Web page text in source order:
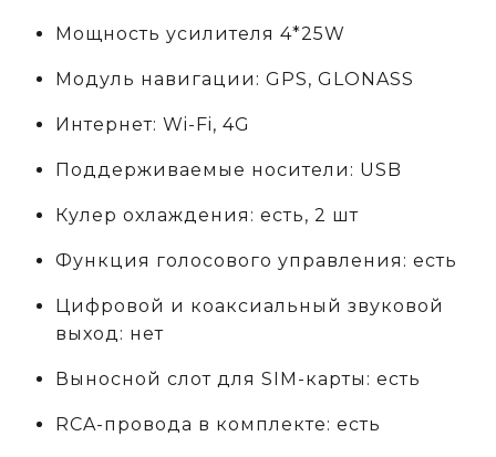
Мощность усилителя 4*25W
Модуль навигации: GPS, GLONASS
Интернет: Wi-Fi, 4G
Поддерживаемые носители: USB
Кулер охлаждения: есть, 2 шт
Функция голосового управления: есть
Цифровой и коаксиальный звуковой
выход: нет
Выносной слот для SIM-карты: есть
RCA-провода в комплекте: есть